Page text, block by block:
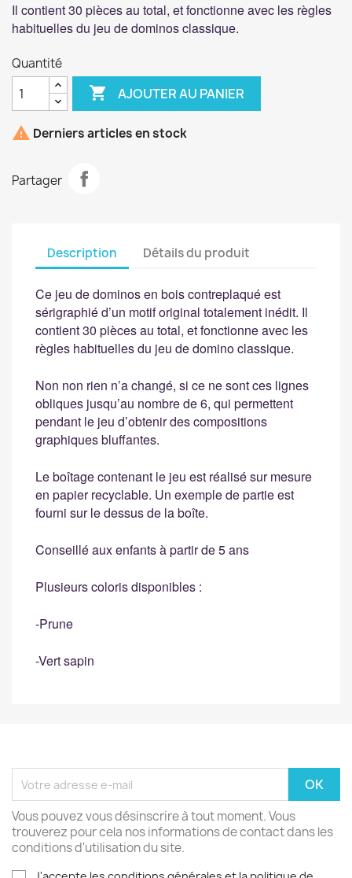
Il contient 30 pièces au total, et fonctionne avec les règles
habituelles du jeu de dominos classique.
Quantité
 AJOUTER AU PANIER
 Derniers articles en stock
Partager
Description Détails du produit
Ce jeu de dominos en bois contreplaqué est
sérigraphié d’un motif original totalement inédit. Il
contient 30 pièces au total, et fonctionne avec les
règles habituelles du jeu de domino classique.
Non non rien n’a changé, si ce ne sont ces lignes
obliques jusqu’au nombre de 6, qui permettent
pendant le jeu d’obtenir des compositions
graphiques bluffantes.
Le boîtage contenant le jeu est réalisé sur mesure
en papier recyclable. Un exemple de partie est
fourni sur le dessus de la boîte.
Conseillé aux enfants à partir de 5 ans
Plusieurs coloris disponibles :
-Prune
-Vert sapin
Vous pouvez vous désinscrire à tout moment. Vous
trouverez pour cela nos informations de contact dans les
conditions d'utilisation du site.